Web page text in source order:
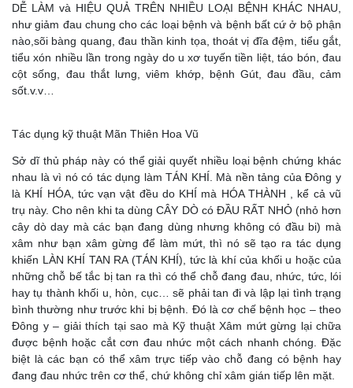
DỄ LÀM và HIỆU QUẢ TRÊN NHIỀU LOẠI BỆNH KHÁC NHAU,
như giảm đau chung cho các loại bệnh và bệnh bất cứ ở bộ phận
nào,sõi bàng quang, đau thần kinh tọa, thoát vị đĩa đệm, tiểu gắt,
tiểu xón nhiều lần trong ngày do u xơ tuyến tiền liệt, táo bón, đau
cột sống, đau thắt lưng, viêm khớp, bệnh Gút, đau đầu, cảm
sốt.v.v…
Tác dụng kỹ thuật Mãn Thiên Hoa Vũ
Sở dĩ thủ pháp này có thể giải quyết nhiều loại bệnh chứng khác
nhau là vì nó có tác dụng làm TÁN KHÍ. Mà nền tảng của Đông y
là KHÍ HÓA, tức vạn vật đều do KHÍ mà HÓA THÀNH , kể cả vũ
trụ này. Cho nên khi ta dùng CÂY DÒ có ĐẦU RẤT NHỎ (nhỏ hơn
cây dò day mà các bạn đang dùng nhưng không có đầu bi) mà
xâm như bạn xâm gừng để làm mứt, thì nó sẽ tạo ra tác dụng
khiến LÀN KHÍ TAN RA (TÁN KHÍ), tức là khí của khối u hoặc của
những chỗ bế tắc bị tan ra thì có thể chỗ đang đau, nhức, tức, lói
hay tụ thành khối u, hòn, cục… sẽ phải tan đi và lập lại tình trạng
bình thường như trước khi bị bệnh. Đó là cơ chế bệnh học – theo
Đông y – giải thích tại sao mà Kỹ thuật Xâm mứt gừng lại chữa
được bệnh hoặc cắt cơn đau nhức một cách nhanh chóng. Đặc
biệt là các bạn có thể xâm trực tiếp vào chỗ đang có bệnh hay
đang đau nhức trên cơ thể, chứ không chỉ xâm gián tiếp lên mặt.